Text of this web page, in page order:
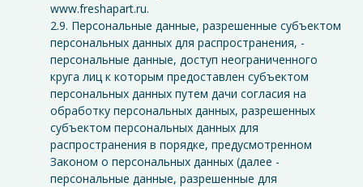
www.freshapart.ru.
2.9. Персональные данные, разрешенные субъектом
персональных данных для распространения, -
персональные данные, доступ неограниченного
круга лиц к которым предоставлен субъектом
персональных данных путем дачи согласия на
обработку персональных данных, разрешенных
субъектом персональных данных для
распространения в порядке, предусмотренном
Законом о персональных данных (далее -
персональные данные, разрешенные для